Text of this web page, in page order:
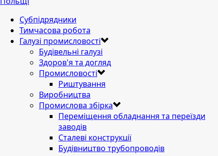
Субпідрядники
Тимчасова робота
Галузі промисловості
Будівельні галузі
Здоров'я та догляд
Промисловості
Риштування
Виробництва
Промислова збірка
Переміщення обладнання та переїзди
заводів
Сталеві конструкції
Будівництво трубопроводів